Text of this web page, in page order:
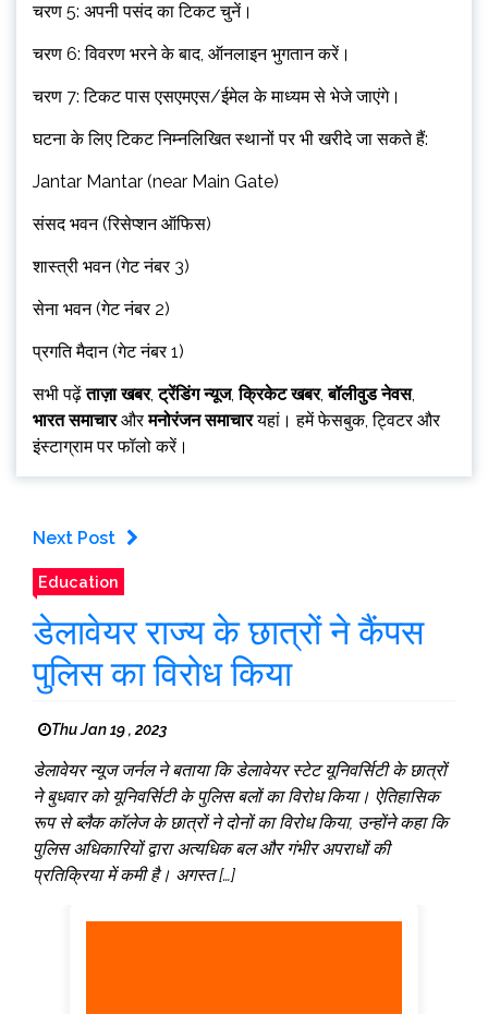
चरण 5: अपनी पसंद का टिकट चुनें।
चरण 6: विवरण भरने के बाद, ऑनलाइन भुगतान करें।
चरण 7: टिकट पास एसएमएस/ईमेल के माध्यम से भेजे जाएंगे।
घटना के लिए टिकट निम्नलिखित स्थानों पर भी खरीदे जा सकते हैं:
Jantar Mantar (near Main Gate)
संसद भवन (रिसेप्शन ऑफिस)
शास्त्री भवन (गेट नंबर 3)
सेना भवन (गेट नंबर 2)
प्रगति मैदान (गेट नंबर 1)
सभी पढ़ेंताज़ा खबर,ट्रेंडिंग न्यूज,क्रिकेट खबर,बॉलीवुड नेवस,
भारत समाचारऔरमनोरंजन समाचारयहां। हमें फेसबुक, ट्विटर और
इंस्टाग्राम पर फॉलो करें।
Next Post
Education
डेलावेयर राज्य के छात्रों ने कैंपस
पुलिस का विरोध किया
Thu Jan 19 , 2023
डेलावेयर न्यूज जर्नल ने बताया कि डेलावेयर स्टेट यूनिवर्सिटी के छात्रों
ने बुधवार को यूनिवर्सिटी के पुलिस बलों का विरोध किया। ऐतिहासिक
रूप से ब्लैक कॉलेज के छात्रों ने दोनों का विरोध किया, उन्होंने कहा कि
पुलिस अधिकारियों द्वारा अत्यधिक बल और गंभीर अपराधों की
प्रतिक्रिया में कमी है। अगस्त […]